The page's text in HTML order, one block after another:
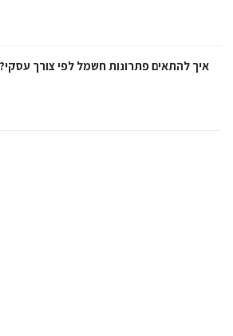
איך להתאים פתרונות חשמל לפי צורך עסקי?